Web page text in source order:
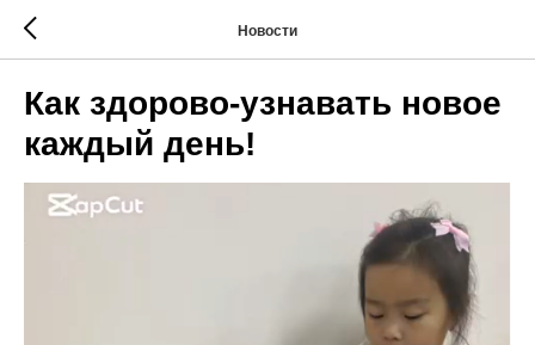
Новости
Как здорово-узнавать новое
каждый день!